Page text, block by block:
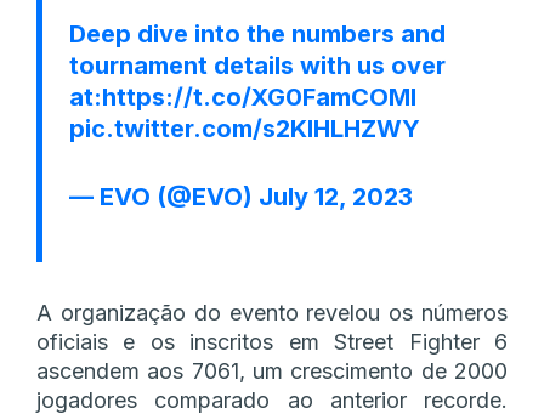
Deep dive into the numbers and
tournament details with us over
at:https://t.co/XG0FamCOMl
pic.twitter.com/s2KIHLHZWY
— EVO (@EVO) July 12, 2023
A organização do evento revelou os números
oficiais e os inscritos em Street Fighter 6
ascendem aos 7061, um crescimento de 2000
jogadores comparado ao anterior recorde.